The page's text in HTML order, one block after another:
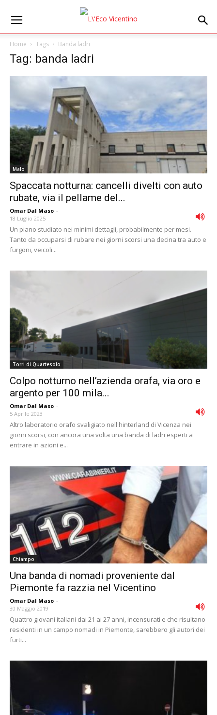
Home Tags Banda ladri
Tag: banda ladri
Malo
Spaccata notturna: cancelli divelti con auto
rubate, via il pellame del...
Omar Dal Maso -
18 Luglio 2025
Un piano studiato nei minimi dettagli, probabilmente per mesi.
Tanto da occuparsi di rubare nei giorni scorsi una decina tra auto e
furgoni, veicoli...
Torri di Quartesolo
Colpo notturno nell’azienda orafa, via oro e
argento per 100 mila...
Omar Dal Maso -
5 Aprile 2023
Altro laboratorio orafo svaligiato nell'hinterland di Vicenza nei
giorni scorsi, con ancora una volta una banda di ladri esperti a
entrare in azioni e...
Chiampo
Una banda di nomadi proveniente dal
Piemonte fa razzia nel Vicentino
Omar Dal Maso -
30 Maggio 2019
Quattro giovani italiani dai 21 ai 27 anni, incensurati e che risultano
residenti in un campo nomadi in Piemonte, sarebbero gli autori dei
furti...